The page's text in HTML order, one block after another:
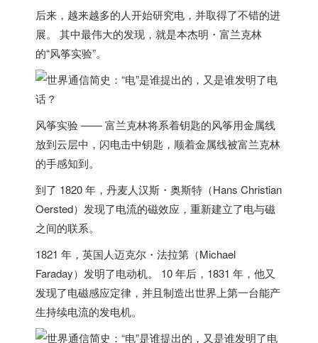
后来，越来越多的人开始研究电，并取得了不错的进
展。 其中最伟大的发现，就是本杰明・富兰克林
的“风筝实验”。
风筝实验 —— 富兰克林将系着钥匙的风筝用金属线
放到云层中，闪电击中钥匙，顺着金属线被富兰克林
的手感知到。
到了 1820 年， 丹麦人汉斯・奥斯特（Hans Christian
Oersted）发现了电流的磁效应 ，重新建立了电与磁
之间的联系。
1821 年， 英国人迈克尔・法拉第（Michael
Faraday）发明了电动机。 10 年后，1831 年，他又
发现了电磁感应定律 ，并且制造出世界上第一台能产
生持续电流的发电机。